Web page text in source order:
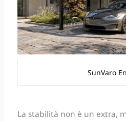
SunVaro
La stabilità non è un extra,